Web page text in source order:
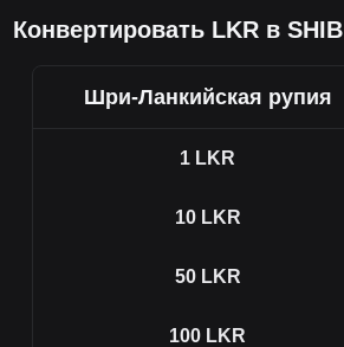
Конвертировать LKR в SHIB
Шри-Ланкийская рупия
1 LKR
10 LKR
50 LKR
100 LKR